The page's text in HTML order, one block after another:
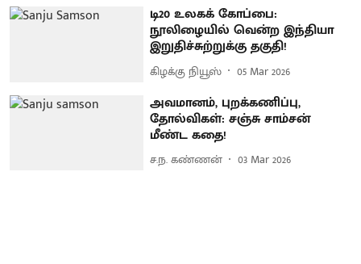
டி20 உலகக் கோப்பை:
நூலிழையில் வென்ற இந்தியா
இறுதிச்சுற்றுக்கு தகுதி!
கிழக்கு நியூஸ் 05 Mar 2026
அவமானம், புறக்கணிப்பு,
தோல்விகள்: சஞ்சு சாம்சன்
மீண்ட கதை!
ச.ந. கண்ணன் 03 Mar 2026